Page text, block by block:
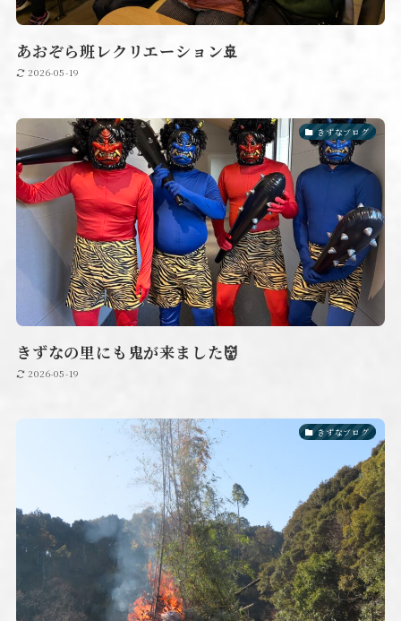
あおぞら班レクリエーション🚢
2026-05-19
きずなブログ
きずなの里にも鬼が来ました👹
2026-05-19
きずなブログ